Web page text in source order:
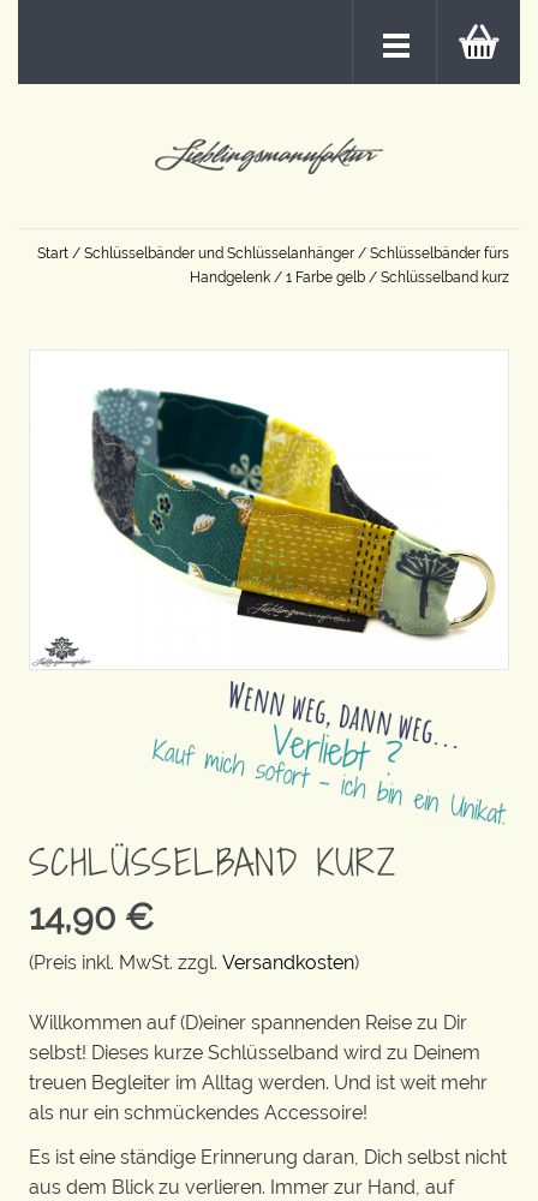
Start / Schlüsselbänder und Schlüsselanhänger / Schlüsselbänder fürs
Handgelenk / 1 Farbe gelb / Schlüsselband kurz
SCHLÜSSELBAND KURZ
14,90 €
(Preis inkl. MwSt. zzgl. Versandkosten)
Willkommen auf (D)einer spannenden Reise zu Dir
selbst! Dieses kurze Schlüsselband wird zu Deinem
treuen Begleiter im Alltag werden. Und ist weit mehr
als nur ein schmückendes Accessoire!
Es ist eine ständige Erinnerung daran, Dich selbst nicht
aus dem Blick zu verlieren. Immer zur Hand, auf